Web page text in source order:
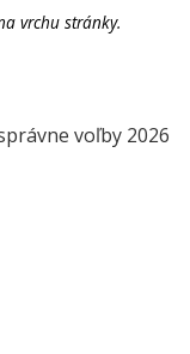
vrchu stránky.
voľby 2026